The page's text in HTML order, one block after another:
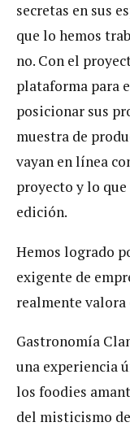
secretas en sus
que lo hemos
no. Con el
plataforma para
posicionar sus
muestra de
vayan en línea
proyecto y lo
edición.
Hemos logrado
exigente de
realmente valora
Gastronomía
una experiencia
los foodies
del misticismo